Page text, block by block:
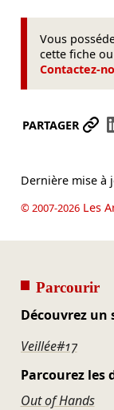
Vous
cette fiche
Contactez-
PARTAGER
Dernière mise à
© 2007-2026Les
Parcourir
Découvrez un
Veillée#17
Parcourez les
Out of Hands